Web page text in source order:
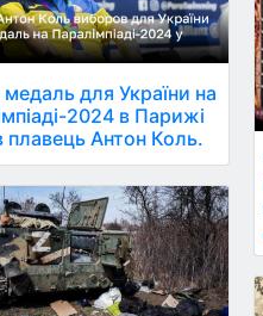
для України на
2024 в Парижі
плавець Антон Коль.